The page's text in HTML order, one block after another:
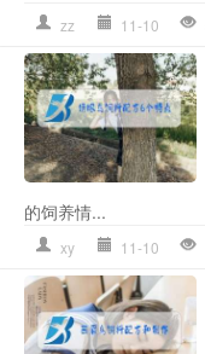
zz 11-10
的饲养情...
xy 11-10